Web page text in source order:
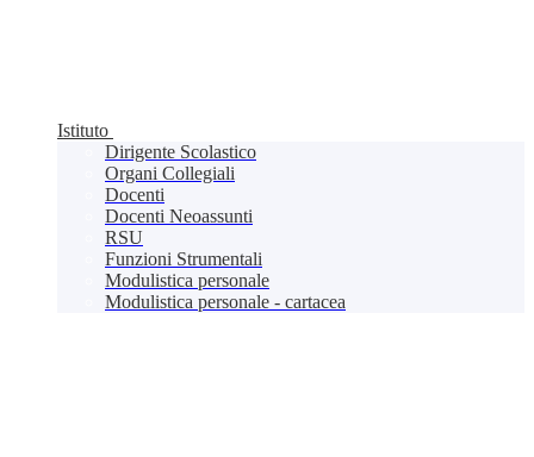
Istituto
Dirigente Scolastico
Organi Collegiali
Docenti
Docenti Neoassunti
RSU
Funzioni Strumentali
Modulistica personale
Modulistica personale - cartacea